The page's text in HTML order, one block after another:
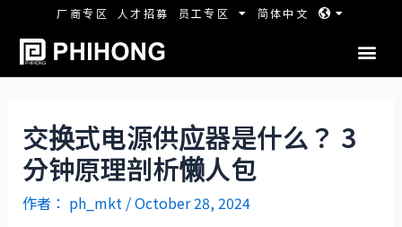
厂商专区 人才招募 员工专区 简体中文
交换式电源供应器是什么？ 3
分钟原理剖析懒人包
作者： ph_mkt /October 28, 2024